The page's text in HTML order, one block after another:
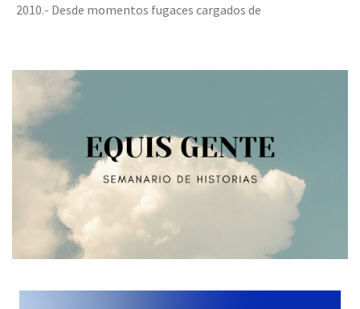
2010.- Desde momentos fugaces cargados de